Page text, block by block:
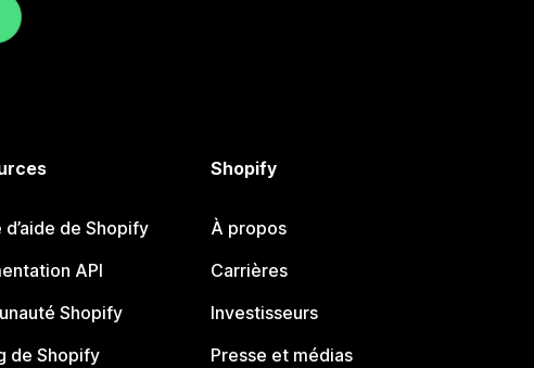
de Shopify
API
Shopify
de Shopify
Shopify
À propos
Carrières
Investisseurs
Presse et médias